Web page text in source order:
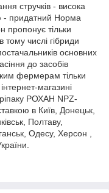
стручків - висока
- придатний Норма
пропонує тільки
тому числі гібриди
основних
до засобів
фермерам тільки
магазині
РОХАН NPZ-
в Київ, Донецьк,
Полтаву,
Одесу, Херсон ,